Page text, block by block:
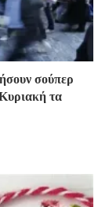
σούπερ
τα